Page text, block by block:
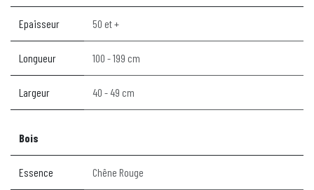
Epaisseur 50 et +
Longueur 100 - 199 cm
Largeur 40 - 49 cm
Bois
Essence Chêne Rouge